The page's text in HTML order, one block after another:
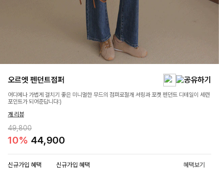
오르엣 펜던트점퍼
어디에나 가볍게 걸치기 좋은 미니멀한 무드의 점퍼로절개 셔링과 포켓 펜던트 디테일이 세련
포인트가 되어준답니다:)
개 리뷰
49,800
10% 44,900
신규가입 혜택 신규가입 혜택 혜택보기